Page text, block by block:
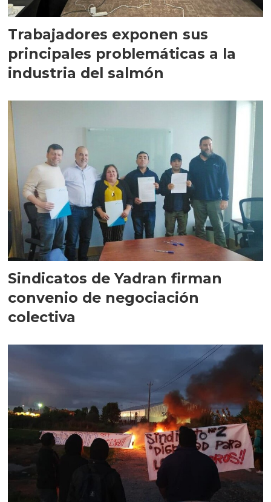
Trabajadores exponen sus
principales problemáticas a la
industria del salmón
Sindicatos de Yadran firman
convenio de negociación
colectiva